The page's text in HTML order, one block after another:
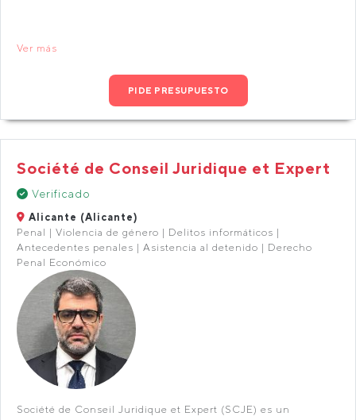
Ver más
PIDE PRESUPUESTO
Société de Conseil Juridique et Expert
Verificado
Alicante (Alicante)
Penal | Violencia de género | Delitos informáticos |
Antecedentes penales | Asistencia al detenido | Derecho
Penal Económico
Société de Conseil Juridique et Expert (SCJE) es un